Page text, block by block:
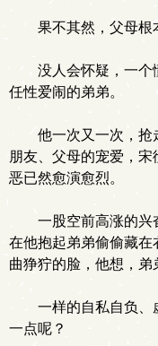
果不其然，父母根
没人会怀疑，一个
任性爱闹的弟弟。
他一次又一次，
朋友、父母的宠爱，
恶已然愈演愈烈。
一股空前高涨的兴
在他抱起弟弟偷偷藏在
曲狰狞的脸，他想，弟
一样的自私自负、
一点呢？